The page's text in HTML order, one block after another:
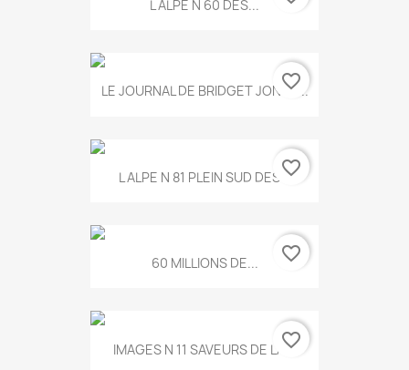
L ALPE N 60 DES...
LE JOURNAL DE BRIDGET JONES...
favorite_border
L ALPE N 81 PLEIN SUD DES...favorite_border
60 MILLIONS DE... favorite_border
IMAGES N 11 SAVEURS DE LA...
favorite_border